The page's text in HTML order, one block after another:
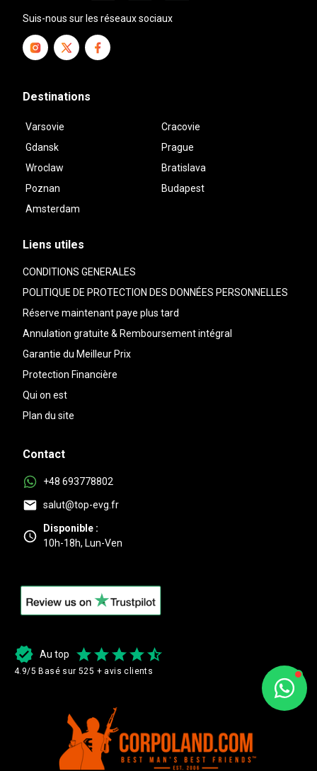
Suis-nous sur les réseaux sociaux
Destinations
Varsovie
Cracovie
Gdansk
Prague
Wroclaw
Bratislava
Poznan
Budapest
Amsterdam
Liens utiles
CONDITIONS GENERALES
POLITIQUE DE PROTECTION DES DONNÉES PERSONNELLES
Réserve maintenant paye plus tard
Annulation gratuite & Remboursement intégral
Garantie du Meilleur Prix
Protection Financière
Qui on est
Plan du site
Contact
+48 693778802
salut@top-evg.fr
Disponible :
10h-18h, Lun-Ven
Au top
4.9/5 Basé sur 525 + avis clients